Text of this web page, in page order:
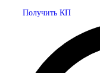
Получить КП